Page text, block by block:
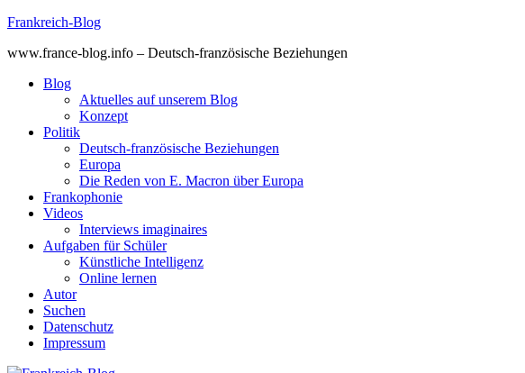
Skip
content
Frankreich-Blog
www.france-blog.info – Deutsch-französische Beziehungen
Blog
Aktuelles auf unserem Blog
Konzept
Politik
Deutsch-französische Beziehungen
Europa
Die Reden von E. Macron über Europa
Frankophonie
Videos
Interviews imaginaires
Aufgaben für Schüler
Künstliche Intelligenz
Online lernen
Autor
Suchen
Datenschutz
Impressum